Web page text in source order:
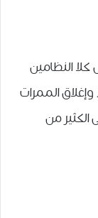
ﺍﻟﻨﻈﺎﻣﻴﻦ
ﺍﻟﻤﻤﺮﺍﺕ
الكثير من